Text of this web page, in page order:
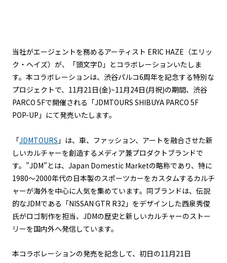
当社がエージェントを務めるアーティスト ERIC HAZE（エリッ
ク・ヘイズ）が、「頭文字D」とコラボレーションいたしま
す。本コラボレーションは、渋谷パルコ6周年を記念する特別な
プロジェクトで、11月21日(金)~11月24日(月祝)の期間、渋谷
PARCO 5Fで開催される「JDMTOURS SHIBUYA PARCO 5F
POP-UP」にて発売いたします。
「JDMTOURS 」は、車、ファッション、アートを融合させた新
しいカルチャーを創造するメディア兼プロダクトブランドで
す。”JDM”とは、Japan Domestic Marketの略称であり、特に
1980～2000年代の日本製のスポーツカーをカスタムするカルチ
ャーが海外を中心に人気を集めています。同ブランドは、伝説
的なJDMである「NISSAN GTR R32」をデザインした西泉秀俊
氏がロゴ制作を担当、JDMの歴史と新しいカルチャーのストー
リーを国内外へ発信しています。
本コラボレーションの発売を記念して、初日の11月21日